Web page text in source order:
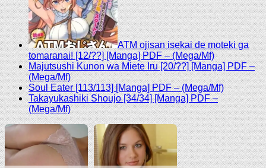
ATM ojisan isekai de moteki ga
tomaranai! [12/??] [Manga] PDF – (Mega/Mf)
Majutsushi Kunon wa Miete Iru [20/??] [Manga] PDF –
(Mega/Mf)
Soul Eater [113/113] [Manga] PDF – (Mega/Mf)
Takayukashiki Shoujo [34/34] [Manga] PDF –
(Mega/Mf)